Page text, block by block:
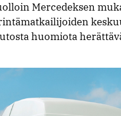
Mercedeksen
huomiota